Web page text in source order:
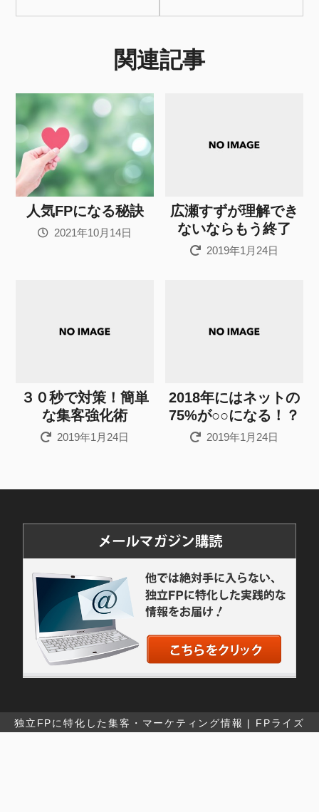
関連記事
人気FPになる秘訣
2021年10月14日
広瀬すずが理解でき
ないならもう終了
2019年1月24日
３０秒で対策！簡単
な集客強化術
2019年1月24日
2018年にはネットの
75%が○○になる！？
2019年1月24日
独立FPに特化した集客・マーケティング情報 | FPライズ